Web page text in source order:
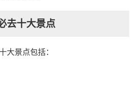
去十大景点
大景点包括：